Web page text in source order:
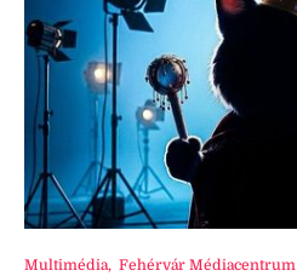
Multimédia, Fehérvár Médiacentrum